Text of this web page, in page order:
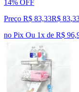
14% OFF
Preço R$ 83,33R$ 83,
no Pix Ou 1x de R$